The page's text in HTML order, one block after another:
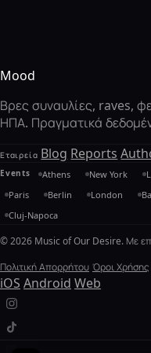
Mood
Βρες συναυλίες, raves,
ΗΠΑ. Πραγματικά
Εταιρεία Blog Reports
Events Athens New York
Paris
Berlin London
Cluj-Napoca
© 2026 Music of Our Desire. Με
Πολιτική Απορρήτου Όροι Χρήσης
iOS Android Web